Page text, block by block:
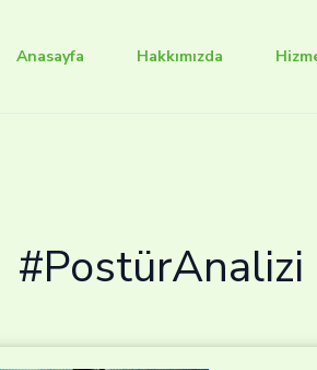
Anasayfa Hakkımızda
#PostürAnalizi